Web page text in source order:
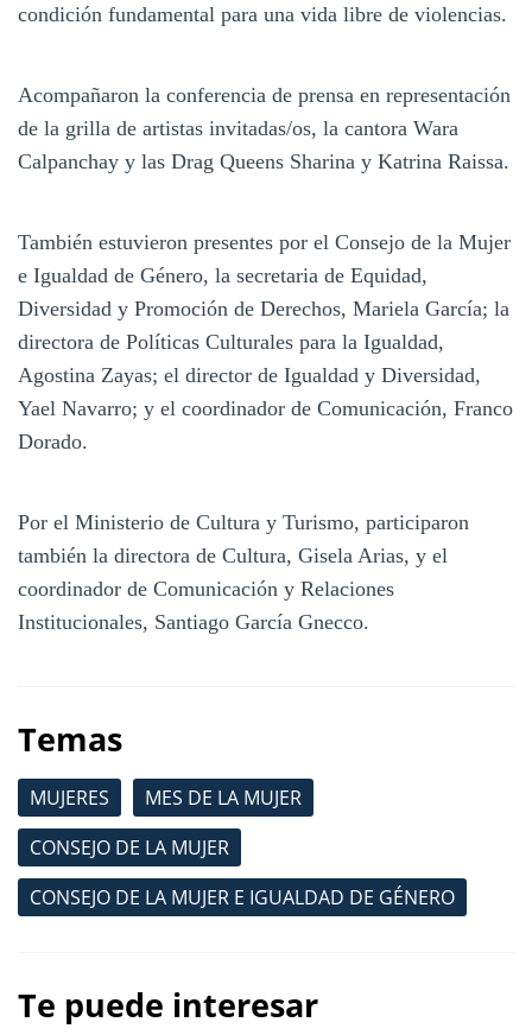
condición fundamental para una vida libre de violencias.
Acompañaron la conferencia de prensa en representación
de la grilla de artistas invitadas/os, la cantora Wara
Calpanchay y las Drag Queens Sharina y Katrina Raissa.
También estuvieron presentes por el Consejo de la Mujer
e Igualdad de Género, la secretaria de Equidad,
Diversidad y Promoción de Derechos, Mariela García; la
directora de Políticas Culturales para la Igualdad,
Agostina Zayas; el director de Igualdad y Diversidad,
Yael Navarro; y el coordinador de Comunicación, Franco
Dorado.
Por el Ministerio de Cultura y Turismo, participaron
también la directora de Cultura, Gisela Arias, y el
coordinador de Comunicación y Relaciones
Institucionales, Santiago García Gnecco.
Temas
MUJERES
MES DE LA MUJER
CONSEJO DE LA MUJER
CONSEJO DE LA MUJER E IGUALDAD DE GÉNERO
Te puede interesar